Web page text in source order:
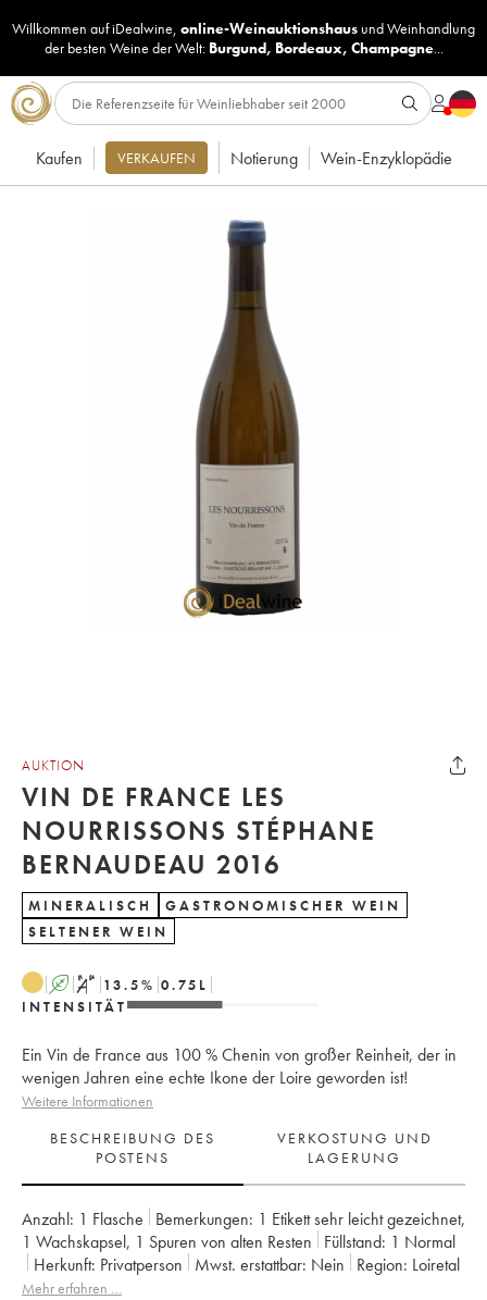
Willkommen auf iDealwine, online-Weinauktionshaus undWeinhandlung
der besten Weine der Welt: Burgund, Bordeaux, Champagne...
Kaufen VERKAUFEN Notierung Wein-Enzyklopädie
AUKTION
VIN DE FRANCE LES
NOURRISSONS STÉPHANE
BERNAUDEAU 2016
MINERALISCH
GASTRONOMISCHER WEIN
SELTENER WEIN
A S 13.5% 0.75 L
INTENSITÄT
Ein Vin de France aus 100 % Chenin von großer Reinheit, der in
wenigen Jahren eine echte Ikone der Loire geworden ist!
Weitere Informationen
BESCHREIBUNG DES
POSTENS
VERKOSTUNG UND
LAGERUNG
Anzahl: 1 Flasche Bemerkungen: 1 Etikett sehr leicht gezeichnet,
1 Wachskapsel, 1 Spuren von alten Resten Füllstand: 1 Normal
Herkunft:
privatperson Mwst. erstattbar: nein Region: Loiretal
Appellation:
Mehr erfahren …